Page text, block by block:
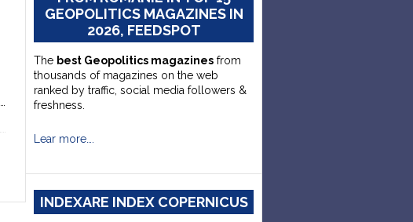
GEOPOLITICS MAGAZINES IN
2026, FEEDSPOT
The best Geopolitics magazines from
thousands of magazines on the web
ranked by traffic, social media followers &
freshness.
Lear more….
INDEXARE INDEX COPERNICUS